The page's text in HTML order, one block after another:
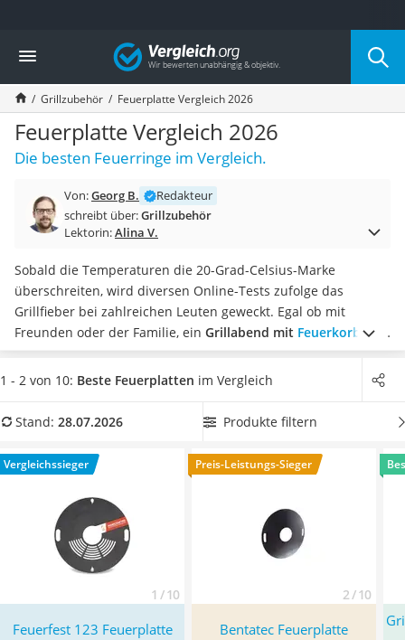
Die beliebtesten Vergleiche nach Kategorie
Baumarkt
Tresor feuerfest
Makita-Akku-Rasenmäher
Kappsäge
Smartes Türschloss
Akku-Rasentrimmer
Feuchtigkeitsmessgerät
Split-Klimaanlage 2 Innengeräte
Pelletofen
Tiefbrunnenpumpe
Fliesenschneider
Hochdruckreiniger
Doppelschleifer
Überwachungskamera
Benzinrasenmäher mit Elektrostart
Löschdecke
Winterharte Palmen
Gasdurchlauferhitzer
Vergleich
Grillzubehör Feuerplatte Vergleich 2026
Feuerplatte Vergleich 2026
Die besten Feuerringe im Vergleich.
Von:Georg B.
Redakteur
schreibt über:Grillzubehör
Lektorin:Alina V.
Sobald die Temperaturen die 20-Grad-Celsius-Marke
überschreiten, wird diversen Online-Tests zufolge das
Grillfieber bei zahlreichen Leuten geweckt. Egal ob mit
Freunden oder der Familie, ein Grillabend mit Feuerkorb und
leckeren Köstlichkeiten auf der Grillplatteist bei jedermann
beliebt.Wählen Sie jetzt aus unserer Produkttabelle
so viele Gäste wie möglich auf einmal versorgen zu können.
Feuerfest 123 Feuerplatte
mit seinen Eigenschaften.
1 - 2 von 10: Beste Feuerplatten im Vergleich
Stand: 28.07.2026 Produkte filtern
Vergleichssieger
1 / 10
Preis-Leistungs-Sieger
2 / 10
Feuerfest 123 Feuerplatte Bentatec Feuerplatte